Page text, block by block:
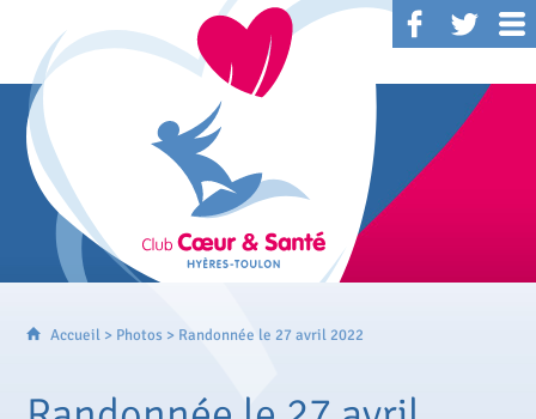
Accueil > Photos > Randonnée le 27 avril 2022